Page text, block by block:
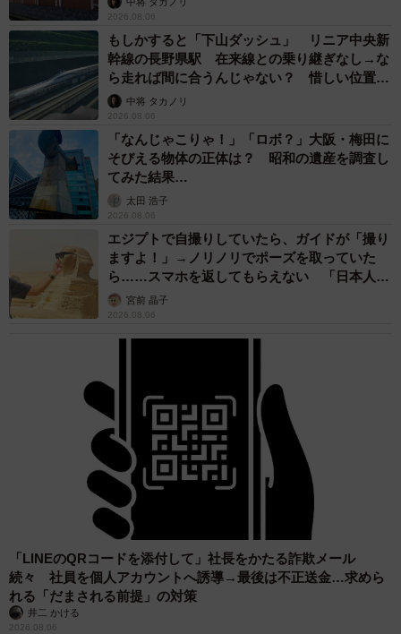
2026.08.06
もしかすると「下山ダッシュ」 リニア中央新
幹線の長野県駅 在来線との乗り継ぎなし→な
ら走れば間に合うんじゃない？ 惜しい位置関
係が反響
中将 タカノリ
2026.08.06
「なんじゃこりゃ！」「ロボ？」大阪・梅田に
そびえる物体の正体は？ 昭和の遺産を調査し
てみた結果…
太田 浩子
2026.08.06
エジプトで自撮りしていたら、ガイドが「撮り
ますよ！」→ノリノリでポーズを取っていた
ら……スマホを返してもらえない 「日本人は
カモ代表かも」「私は6時間で3万円払った」
宮前 晶子
2026.08.06
「LINEのQRコードを添付して」社長をかたる詐欺メール
続々 社員を個人アカウントへ誘導→最後は不正送金…求めら
れる「だまされる前提」の対策
井二 かける
2026.08.06